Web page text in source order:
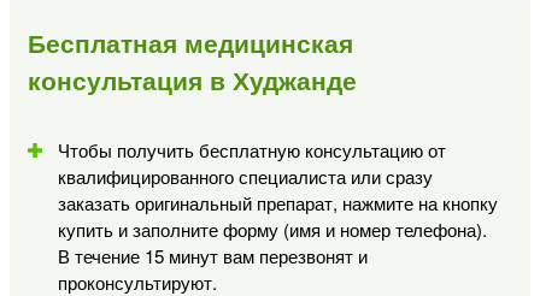
Бесплатная медицинская
консультация в Худжанде
Чтобы получить бесплатную консультацию от
квалифицированного специалиста или сразу
заказать оригинальный препарат, нажмите на кнопку
купить и заполните форму (имя и номер телефона).
В течение 15 минут вам перезвонят и
проконсультируют.